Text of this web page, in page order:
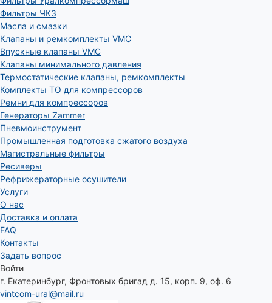
Фильтры ЧКЗ
Масла и смазки
Клапаны и ремкомплекты VMC
Впускные клапаны VMC
Клапаны минимального давления
Термостатические клапаны, ремкомплекты
Комплекты ТО для компрессоров
Ремни для компрессоров
Генераторы Zammer
Пневмоинструмент
Промышленная подготовка сжатого воздуха
Магистральные фильтры
Ресиверы
Рефрижераторные осушители
Услуги
О нас
Доставка и оплата
FAQ
Контакты
Задать вопрос
Войти
г. Екатеринбург, Фронтовых бригад д. 15, корп. 9, оф. 6
vintcom-ural@mail.ru